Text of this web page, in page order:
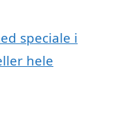
speciale i
hele